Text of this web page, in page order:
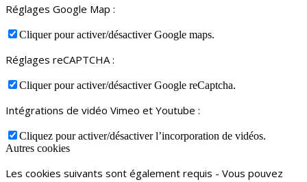
Réglages Google Map :
Cliquer pour activer/désactiver Google maps.
Réglages reCAPTCHA :
Cliquer pour activer/désactiver Google reCaptcha.
Intégrations de vidéo Vimeo et Youtube :
Cliquez pour activer/désactiver l’incorporation de vidéos.
Autres cookies
Les cookies suivants sont également requis - Vous pouvez